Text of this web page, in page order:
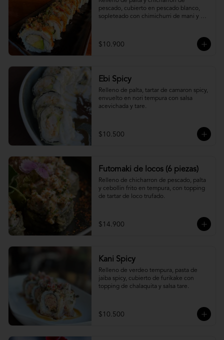
pescado, cubierto en pescado blanco,
sopleteado con chimichurri de mani y
$10.900
Ebi Spicy
Relleno de palta, tartar de camaron spicy,
envuelto en nori tempura con salsa
acevichada y tare.
$10.500
Futomaki de locos (6 piezas)
Relleno de chicharron de pescado, palta
y cebollin frito en tempura, con topping
de tartar de loco trufado.
$14.900
Kani Spicy
Relleno de verdeo tempura, pasta de
jaiba spicy, cubierto de furikake con
topping de chalaquita y salsa tare.
$10.500